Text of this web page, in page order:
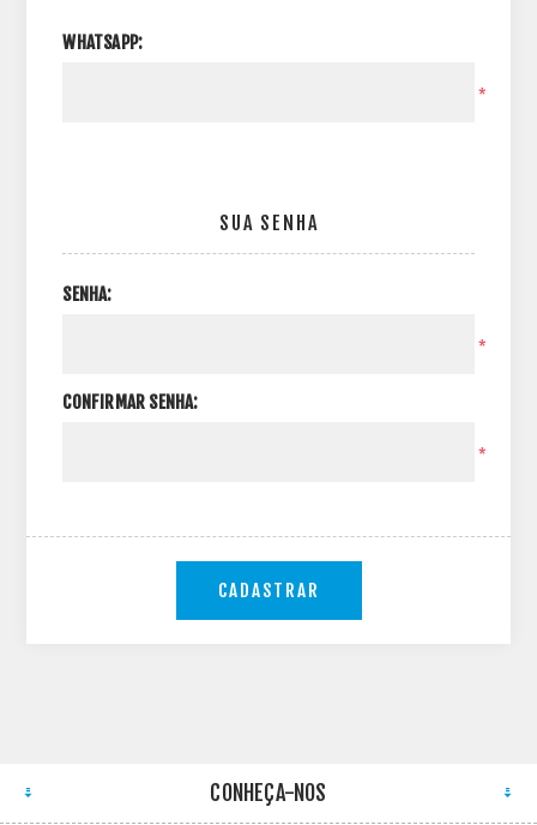
WHATSAPP:
*
SUA SENHA
SENHA:
*
CONFIRMAR SENHA:
*
CADASTRAR
CONHEÇA-NOS